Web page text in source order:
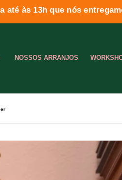
até às 13h que nós
NOSSOS ARRANJOS